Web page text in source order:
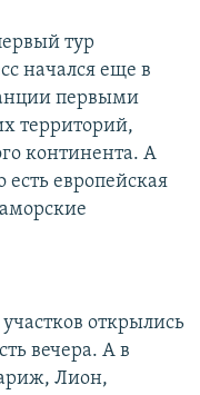
тур
начался еще в
первыми
территорий,
континента. А
есть европейская
открылись
вечера. А в
Лион,